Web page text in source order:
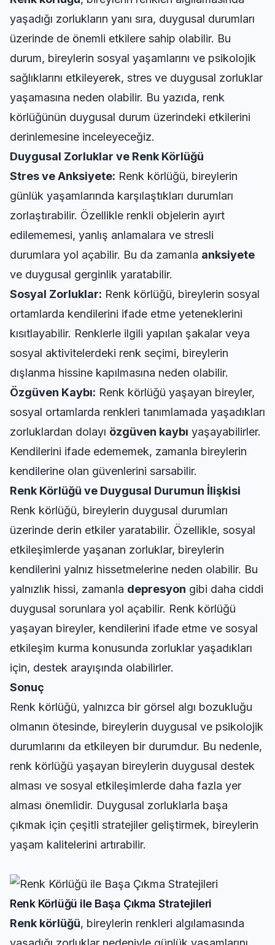
yaşadığı zorlukların yanı sıra, duygusal durumları
üzerinde de önemli etkilere sahip olabilir. Bu
durum, bireylerin sosyal yaşamlarını ve psikolojik
sağlıklarını etkileyerek, stres ve duygusal zorluklar
yaşamasına neden olabilir. Bu yazıda, renk
körlüğünün duygusal durum üzerindeki etkilerini
derinlemesine inceleyeceğiz.
Duygusal Zorluklar ve Renk Körlüğü
Stres ve Anksiyete: Renk körlüğü, bireylerin
günlük yaşamlarında karşılaştıkları durumları
zorlaştırabilir. Özellikle renkli objelerin ayırt
edilememesi, yanlış anlamalara ve stresli
durumlara yol açabilir. Bu da zamanla anksiyete
ve duygusal gerginlik yaratabilir.
Sosyal Zorluklar: Renk körlüğü, bireylerin sosyal
ortamlarda kendilerini ifade etme yeteneklerini
kısıtlayabilir. Renklerle ilgili yapılan şakalar veya
sosyal aktivitelerdeki renk seçimi, bireylerin
dışlanma hissine kapılmasına neden olabilir.
Özgüven Kaybı: Renk körlüğü yaşayan bireyler,
sosyal ortamlarda renkleri tanımlamada yaşadıkları
zorluklardan dolayı özgüven kaybı yaşayabilirler.
Kendilerini ifade edememek, zamanla bireylerin
kendilerine olan güvenlerini sarsabilir.
Renk Körlüğü ve Duygusal Durumun İlişkisi
Renk körlüğü, bireylerin duygusal durumları
üzerinde derin etkiler yaratabilir. Özellikle, sosyal
etkileşimlerde yaşanan zorluklar, bireylerin
kendilerini yalnız hissetmelerine neden olabilir. Bu
yalnızlık hissi, zamanla depresyon gibi daha ciddi
duygusal sorunlara yol açabilir. Renk körlüğü
yaşayan bireyler, kendilerini ifade etme ve sosyal
etkileşim kurma konusunda zorluklar yaşadıkları
için, destek arayışında olabilirler.
Sonuç
Renk körlüğü, yalnızca bir görsel algı bozukluğu
olmanın ötesinde, bireylerin duygusal ve psikolojik
durumlarını da etkileyen bir durumdur. Bu nedenle,
renk körlüğü yaşayan bireylerin duygusal destek
alması ve sosyal etkileşimlerde daha fazla yer
alması önemlidir. Duygusal zorluklarla başa
çıkmak için çeşitli stratejiler geliştirmek, bireylerin
yaşam kalitelerini artırabilir.
Renk Körlüğü ile Başa Çıkma Stratejileri
Renk körlüğü, bireylerin renkleri algılamasında